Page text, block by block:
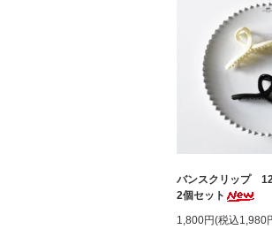
バンスクリップ
2個セット
1,800円(税込1,980